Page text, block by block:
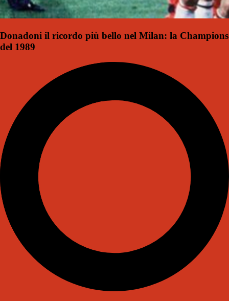
Donadoni il ricordo più bello nel Milan: la Champions
del 1989